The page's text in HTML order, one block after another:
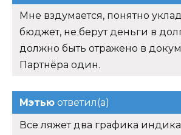
Мне вздумается, понятно
бюджет, не берут деньги в
должно быть отражено в
Партнёра один.
Мэтью ответил(а)
Все ляжет два графика